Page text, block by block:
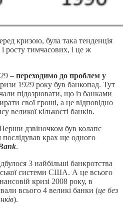
кризою, була така тенденція
росту тимчасових, і це ж
– переходимо до проблем у
1929 року був банкопад. Тут
підозрювати, що із банками
свої гроші, а це відповідно
великої кількості банків.
дзвіночком був колапс
послідував крах ще одного
.
3 найбільші банкротства
системи США. А це всього
кризі 2008 року, в
всього 4 великі банки (це без
).